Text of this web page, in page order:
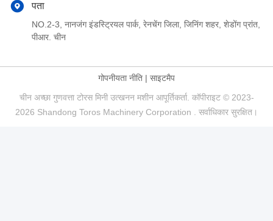
पता
NO.2-3, नानजंग इंडस्ट्रियल पार्क, रेनचेंग जिला, जिनिंग शहर, शेडोंग प्रांत,
पीआर. चीन
गोपनीयता नीति | साइटमैप
चीन अच्छा गुणवत्ता टोरस मिनी उत्खनन मशीन आपूर्तिकर्ता. कॉपीराइट © 2023-
2026 Shandong Toros Machinery Corporation . सर्वाधिकार सुरक्षित।